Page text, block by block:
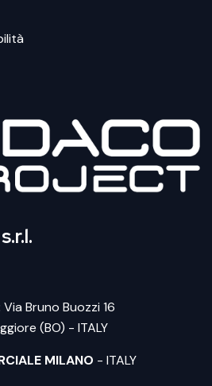
Via Bruno Buozzi 16
(BO) - ITALY
MILANO - ITALY